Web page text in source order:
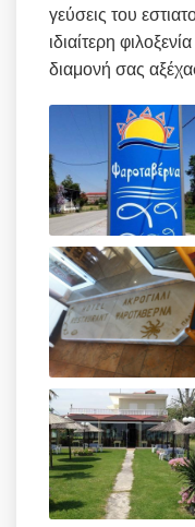
γεύσεις του
ιδιαίτερη
διαμονή σας